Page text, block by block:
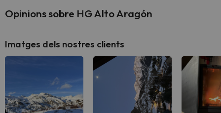
Opinions sobre HG Alto Aragón
Imatges dels nostres clients